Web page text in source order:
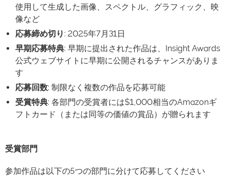
使用して生成した画像、スペクトル、グラフィック、映
像など
応募締め切り : 2025年7月31日
早期応募特典: 早期に提出された作品は、Insight Awards
公式ウェブサイトに早期に公開されるチャンスがありま
す
応募回数: 制限なく複数の作品を応募可能
受賞特典: 各部門の受賞者には$1,000相当のAmazonギ
フトカード（または同等の価値の賞品）が贈られます
受賞部門
参加作品は以下の5つの部門に分けて応募してください